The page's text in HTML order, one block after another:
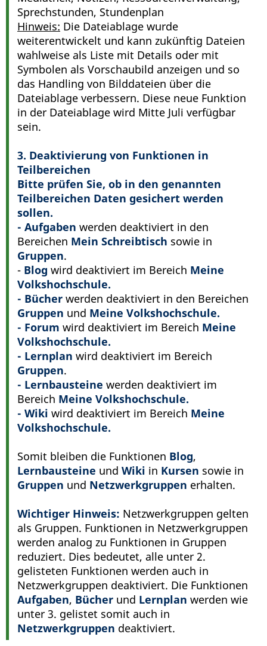
Sprechstunden, Stundenplan
Hinweis: Die Dateiablage wurde
weiterentwickelt und kann zukünftig Dateien
wahlweise als Liste mit Details oder mit
Symbolen als Vorschaubild anzeigen und so
das Handling von Bilddateien über die
Dateiablage verbessern. Diese neue Funktion
in der Dateiablage wird Mitte Juli verfügbar
sein.
3. Deaktivierung von Funktionen in
Teilbereichen
Bitte prüfen Sie, ob in den genannten
Teilbereichen Daten gesichert werden
sollen.
- Aufgaben werden deaktiviert in den
Bereichen Mein Schreibtisch sowie in
Gruppen.
- Blog wird deaktiviert im Bereich Meine
Volkshochschule.
- Bücher werden deaktiviert in den Bereichen
Gruppen und Meine Volkshochschule.
- Forum wird deaktiviert im Bereich Meine
Volkshochschule.
- Lernplan wird deaktiviert im Bereich
Gruppen.
- Lernbausteine werden deaktiviert im
Bereich Meine Volkshochschule.
- Wiki wird deaktiviert im Bereich Meine
Volkshochschule.
Somit bleiben die Funktionen Blog,
Lernbausteine und Wiki in Kursen sowie in
Gruppen und Netzwerkgruppen erhalten.
Wichtiger Hinweis: Netzwerkgruppen gelten
als Gruppen. Funktionen in Netzwerkgruppen
werden analog zu Funktionen in Gruppen
reduziert. Dies bedeutet, alle unter 2.
gelisteten Funktionen werden auch in
Netzwerkgruppen deaktiviert. Die Funktionen
Aufgaben, Bücher und Lernplan werden wie
unter 3. gelistet somit auch in
Netzwerkgruppen deaktiviert.